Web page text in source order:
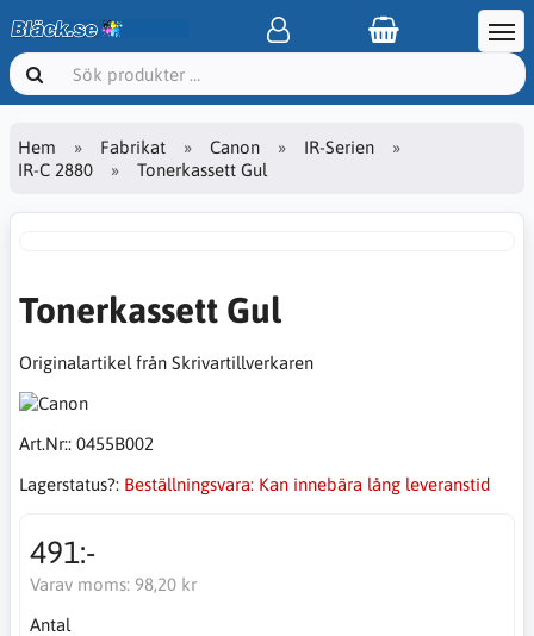
Hem Fabrikat Canon
IR-Serien
IR-C 2880
Tonerkassett Gul
Tonerkassett Gul
Originalartikel från Skrivartillverkaren
Art.Nr:: 0455B002
Lagerstatus?: Beställningsvara: Kan innebära lång leveranstid
491:-
Varav moms: 98,20 kr
Antal